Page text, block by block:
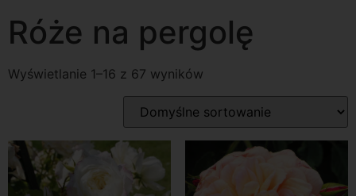
Róże na pergolę
Wyświetlanie 1–16 z 67 wyników